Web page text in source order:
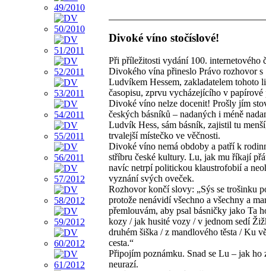
Divoké víno stočíslové!
Při příležitosti vydání 100. internetového
Divokého vína přineslo Právo rozhovor s
Ludvíkem Hessem, zakladatelem tohoto
časopisu, zprvu vycházejícího v papírové
Divoké víno nelze docenit! Prošly jím
českých básníků – nadaných i méně
Ludvík Hess, sám básník, zajistil tu
trvalejší místečko ve věčnosti.
Divoké víno nemá obdoby a patří k
stříbru české kultury. Lu, jak mu říkají
navíc netrpí politickou klaustrofobií a
vyznání svých oveček.
Rozhovor končí slovy: „Sýs se trošinku
protože nenávidí všechno a všechny a
přemlouvám, aby psal básničky jako Ta
kozy / jak husité vozy / v jednom sedí
druhém šiška / z mandlového těsta / Ku
cesta.“
Připojím poznámku. Snad se Lu – jak ho
neurazí.